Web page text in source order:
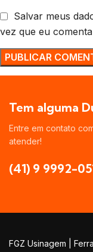
Salvar meus
vez que eu
Tem alguma
Entre em contato
atender!
(41) 9 9992-
FGZ Usinagem |